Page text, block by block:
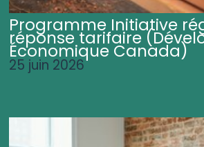
Programme Initiative
réponse tarifaire
Économique Canada)
25 juin 2026